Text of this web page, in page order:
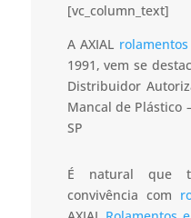
[vc_column_text]
A AXIAL
1991, vem se
Distribuidor
Mancal de Plástico
SP
É natural que
convivência com